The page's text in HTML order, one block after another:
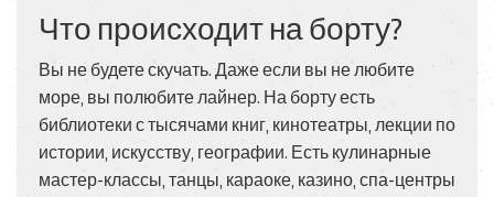
Что происходит на борту?
Вы не будете скучать. Даже если вы не любите
море, вы полюбите лайнер. На борту есть
библиотеки с тысячами книг, кинотеатры, лекции по
истории, искусству, географии. Есть кулинарные
мастер-классы, танцы, караоке, казино, спа-центры